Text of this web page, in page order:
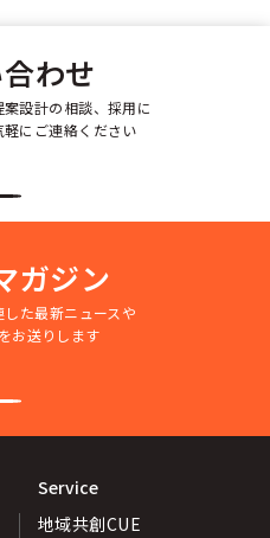
わせ
設計の相談、採用に
にご連絡ください
ガジン
た最新ニュースや
お送りします
Service
地域共創CUE